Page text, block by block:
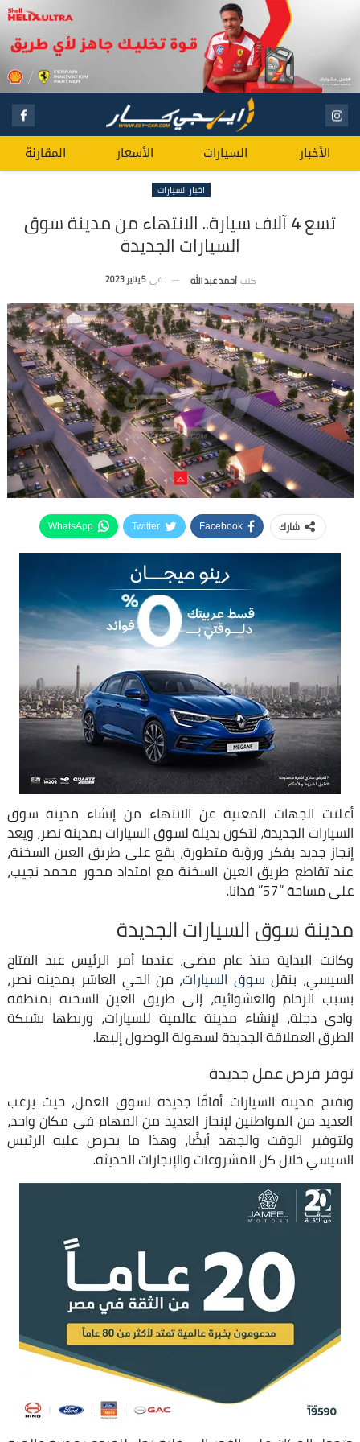
الأخبار السيارات الأسعار المقارنة
اخبار السيارات
تسع 4 آلاف سيارة.. الانتهاء من مدينة سوق
السيارات الجديدة
كتب أحمد عبد الله في 5 يناير 2023
شارك Facebook
Twitter
WhatsApp
أعلنت الجهات المعنية عن الانتهاء من إنشاء مدينة سوق
السيارات الجديدة، لتكون بديلة لسوق السيارات بمدينة نصر، ويعد
إنجاز جديد بفكر ورؤية متطورة، يقع على طريق العين السخنة،
عند تقاطع طريق العين السخنة مع امتداد محور محمد نجيب،
على مساحة “57” فدانا.
مدينة سوق السيارات الجديدة
وكانت البداية منذ عام مضى، عندما أمر الرئيس عبد الفتاح
السيسي، بنقل سوق السيارات، من الحي العاشر بمدينه نصر،
بسبب الزحام والعشوائية، إلى طريق العين السخنة بمنطقة
وادي دجلة، لإنشاء مدينة عالمية للسيارات، وربطها بشبكة
الطرق العملاقة الجديدة لسهولة الوصول إليها.
توفر فرص عمل جديدة
وتفتح مدينة السيارات أفاقًا جديدة لسوق العمل، حيث يرغب
العديد من المواطنين لإنجاز العديد من المهام في مكان واحد،
ولتوفير الوقت والجهد أيضًا، وهذا ما يحرص عليه الرئيس
السيسي خلال كل المشروعات والإنجازات الحديثة.